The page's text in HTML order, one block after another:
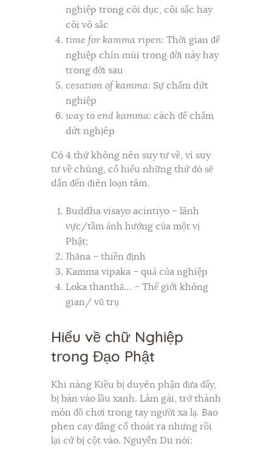
nghiệp trong cõi dục, cõi sắc hay
cõi vô sắc
time for kamma ripen: Thời gian để
nghiệp chín mùi trong đời này hay
trong đời sau
cesation of kamma: Sự chấm dứt
nghiệp
way to end kamma: cách để chấm
dứt nghịêp
Có 4 thứ không nên suy tư về, vì suy
tư về chúng, cố hiểu những thứ đó sẽ
dẫn đến điên loạn tâm.
Buddha visayo acintiyo – lãnh
vực/tầm ảnh hưởng của một vị
Phật;
Jhāna – thiền định
Kamma vipaka – quả của nghiệp
Loka thanthā… – Thế giới không
gian/ vũ trụ
Hiểu về chữ Nghiệp
trong Đạo Phật
Khi nàng Kiều bị duyên phận đưa đẩy,
bị bán vào lầu xanh. Làm gái, trở thành
món đồ chơi trong tay người xa lạ. Bao
phen cay đắng cố thoát ra nhưng rồi
lại cứ bị cột vào. Nguyễn Du nói: